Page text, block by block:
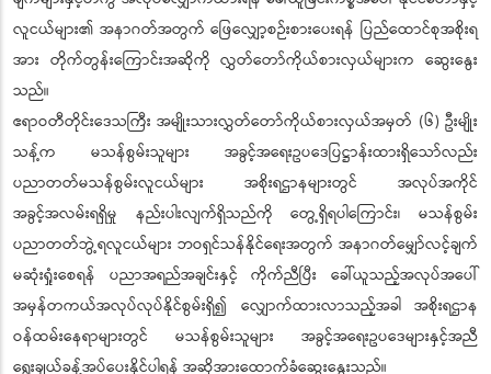
လူငယ်များ၏ အနာဂတ်အတွက် ဖြေလျှော့စဉ်းစားပေးရန် ပြည်ထောင်စုအစိုးရ
အား တိုက်တွန်းကြောင်းအဆိုကို လွှတ်တော်ကိုယ်စားလှယ်များက ဆွေးနွေး
သည်။
ဧရာဝတီတိုင်းဒေသကြီး အမျိုးသားလွှတ်တော်ကိုယ်စားလှယ်အမှတ် (၆) ဦးမျိုး
သန့်က မသန်စွမ်းသူများ အခွင့်အရေးဥပဒေပြဋ္ဌာန်းထားရှိသော်လည်း
ပညာတတ်မသန်စွမ်းလူငယ်များ အစိုးရဌာနများတွင် အလုပ်အကိုင်
အခွင့်အလမ်းရရှိမှု နည်းပါးလျက်ရှိသည်ကို တွေ့ရှိရပါကြောင်း၊ မသန်စွမ်း
ပညာတတ်ဘွဲ့ရလူငယ်များ ဘဝရှင်သန်နိုင်ရေးအတွက် အနာဂတ်မျှော်လင့်ချက်
မဆုံးရှုံးစေရန် ပညာအရည်အချင်းနှင့် ကိုက်ညီပြီး ခေါ်ယူသည့်အလုပ်အပေါ်
အမှန်တကယ်အလုပ်လုပ်နိုင်စွမ်းရှိ၍ လျှောက်ထားလာသည့်အခါ အစိုးရဌာန
ဝန်ထမ်းနေရာများတွင် မသန်စွမ်းသူများ အခွင့်အရေးဥပဒေများနှင့်အညီ
ရွေးချယ်ခန့်အပ်ပေးနိုင်ပါရန် အဆိုအားထောက်ခံဆွေးနွေးသည်။